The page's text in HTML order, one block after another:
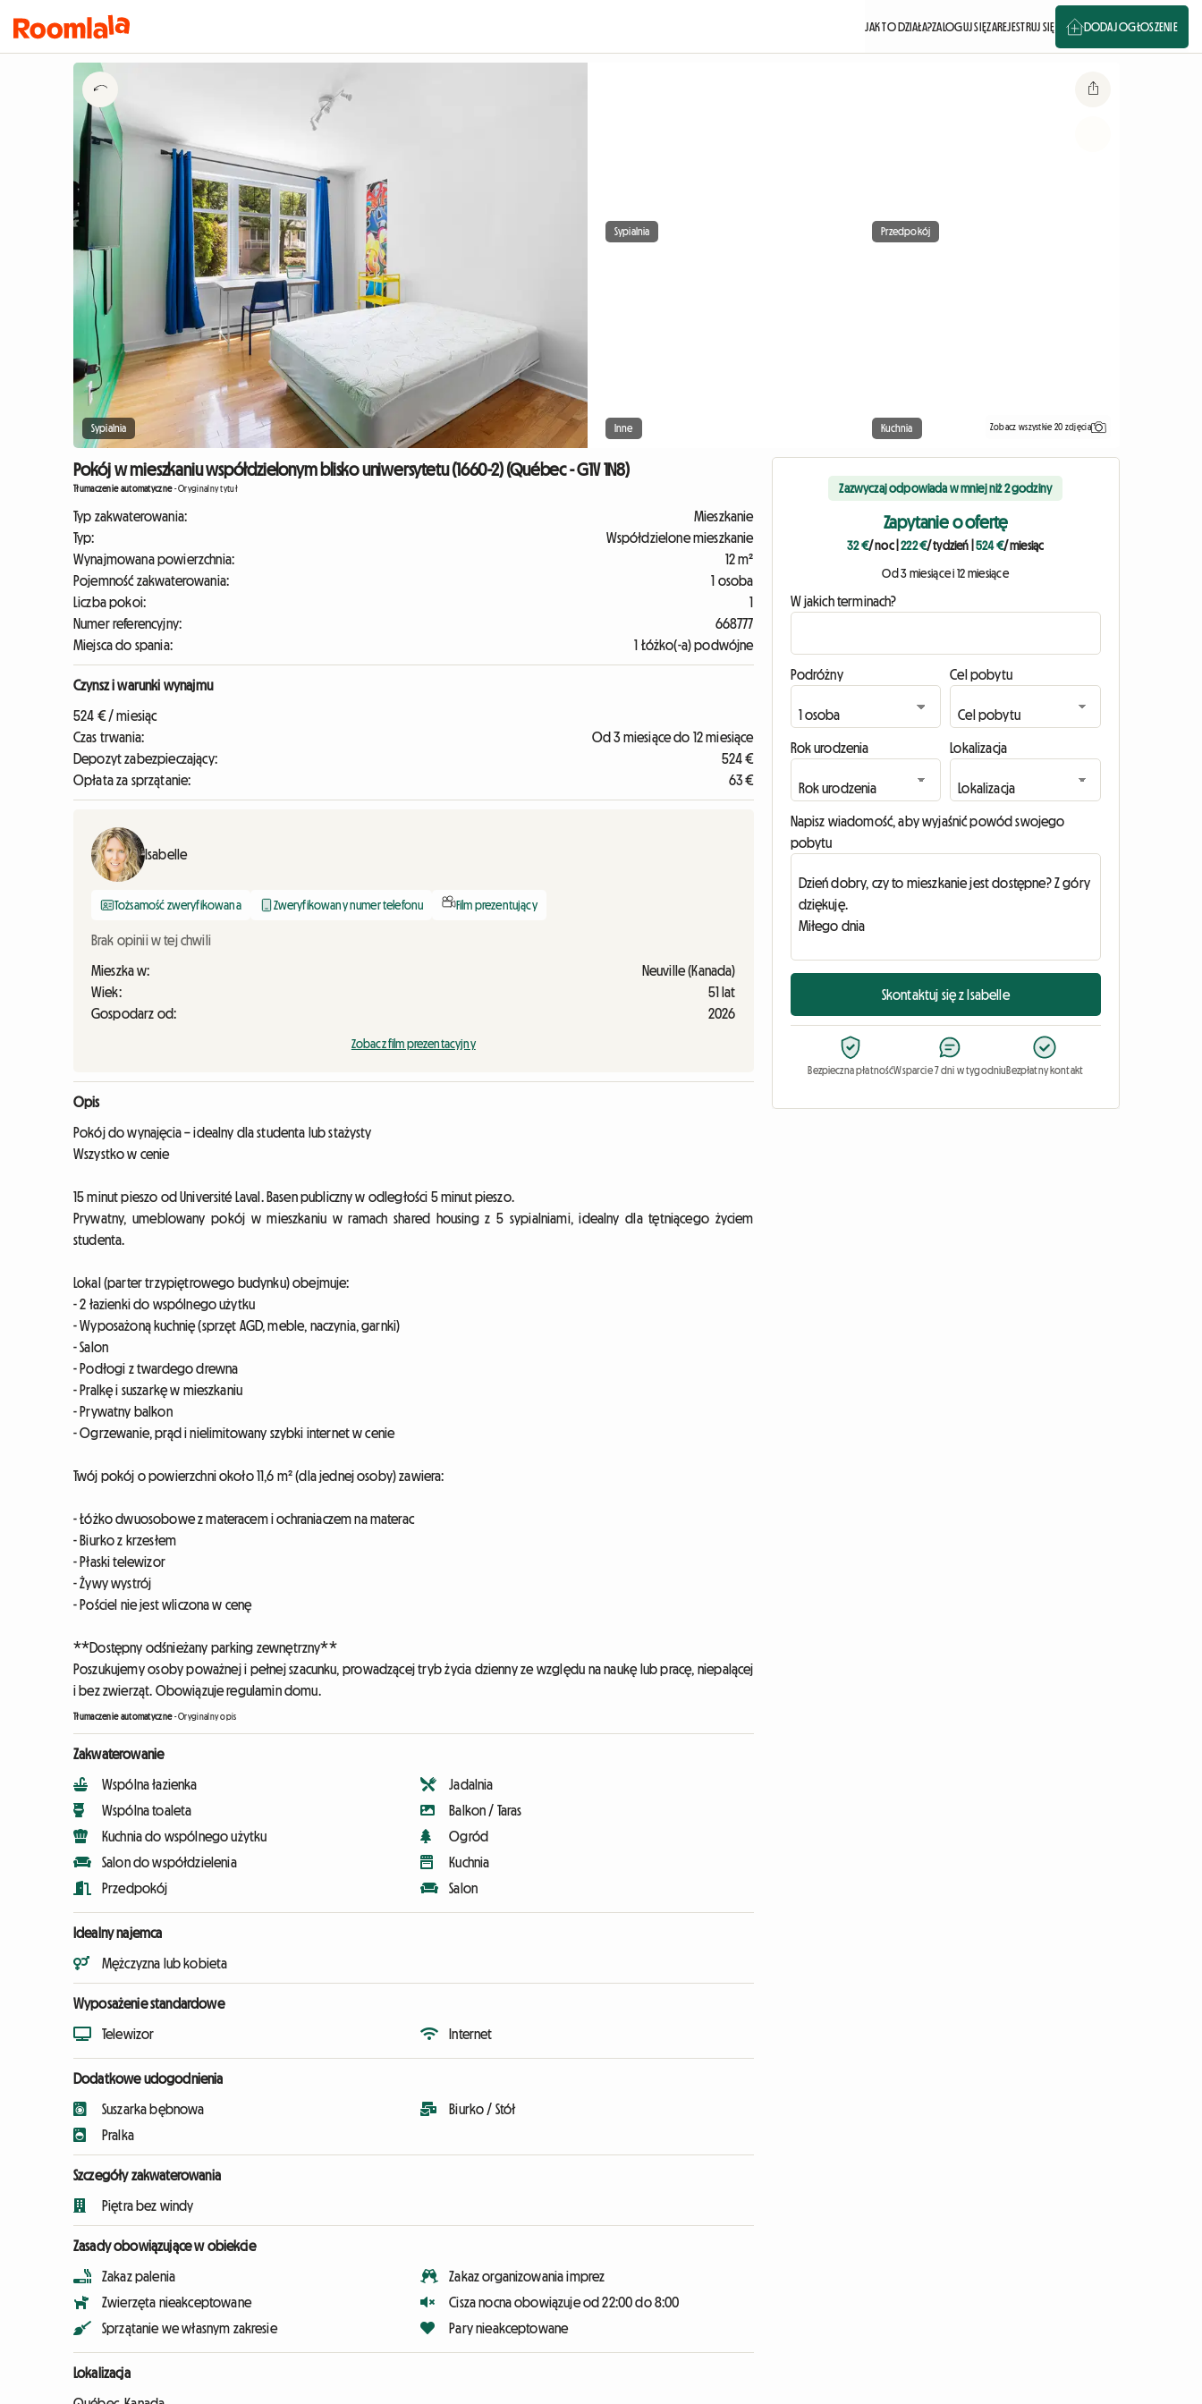
JAK TO DZIAŁA?ZALOGUJ SIĘZAREJESTRUJ SIĘ DODAJ OGŁOSZENIE
Sypialnia
Sypialnia Przedpokój
Inne Kuchnia Zobacz wszystkie 20 zdjęcia
Pokój w mieszkaniu współdzielonym blisko uniwersytetu (1660-2) (Québec - G1V 1N8)
Tłumaczenie automatyczne-Oryginalny tytuł
Typ zakwaterowania:
Mieszkanie
Typ:
Współdzielone mieszkanie
Wynajmowana powierzchnia:
12 m²
Pojemność zakwaterowania:
1 osoba
Liczba pokoi:
1
Numer referencyjny:
668777
Miejsca do spania:
1 Łóżko(-a) podwójne
Czynsz i warunki wynajmu
524 € / miesiąc
Czas trwania:
Od 3 miesiące do 12 miesiące
Depozyt zabezpieczający:
524 €
Opłata za sprzątanie:
63 €
Isabelle
Tożsamość zweryfikowana Zweryfikowany numer telefonu Film prezentujący
Brak opinii w tej chwili
Mieszka w:
Neuville (Kanada)
Wiek:
51 lat
Gospodarz od:
2026
Zobacz film prezentacyjny
Opis
Pokój do wynajęcia – idealny dla studenta lub stażysty
Wszystko w cenie
15 minut pieszo od Université Laval. Basen publiczny w odległości 5 minut pieszo.
Prywatny, umeblowany pokój w mieszkaniu w ramach shared housing z 5 sypialniami, idealny dla tętniącego życiem
studenta.
Lokal (parter trzypiętrowego budynku) obejmuje:
- 2 łazienki do wspólnego użytku
- Wyposażoną kuchnię (sprzęt AGD, meble, naczynia, garnki)
- Salon
- Podłogi z twardego drewna
- Pralkę i suszarkę w mieszkaniu
- Prywatny balkon
- Ogrzewanie, prąd i nielimitowany szybki internet w cenie
Twój pokój o powierzchni około 11,6 m² (dla jednej osoby) zawiera:
- Łóżko dwuosobowe z materacem i ochraniaczem na materac
- Biurko z krzesłem
- Płaski telewizor
- Żywy wystrój
- Pościel nie jest wliczona w cenę
**Dostępny odśnieżany parking zewnętrzny**
Poszukujemy osoby poważnej i pełnej szacunku, prowadzącej tryb życia dzienny ze względu na naukę lub pracę, niepalącej
i bez zwierząt. Obowiązuje regulamin domu.
Tłumaczenie automatyczne-Oryginalny opis
Zakwaterowanie
Wspólna łazienka
Wspólna toaleta
Kuchnia do wspólnego użytku
Salon do współdzielenia
Przedpokój
Jadalnia
Balkon / Taras
Ogród
Kuchnia
Salon
Idealny najemca
Mężczyzna lub kobieta
Wyposażenie standardowe
Telewizor Internet
Dodatkowe udogodnienia
Suszarka bębnowa
Pralka
Biurko / Stół
Szczegóły zakwaterowania
Piętra bez windy
Zasady obowiązujące w obiekcie
Zakaz palenia
Zwierzęta nieakceptowane
Sprzątanie we własnym zakresie
Zakaz organizowania imprez
Cisza nocna obowiązuje od 22:00 do 8:00
Pary nieakceptowane
Lokalizacja
Zazwyczaj odpowiada w mniej niż 2 godziny
Zapytanie o ofertę
32 €/ noc|222 €/ tydzień 524 €/ miesiąc
Od 3 miesiące i 12 miesiące
W jakich terminach?
Podróżny Cel pobytu
Rok urodzenia Lokalizacja
Napisz wiadomość, aby wyjaśnić powód swojego
pobytu
Skontaktuj się z Isabelle
Bezpieczna płatnośćWsparcie 7 dni w tygodniuBezpłatny kontakt